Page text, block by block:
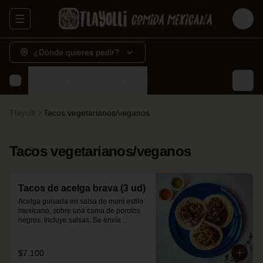
Abrir menu de navegación Login
¿Dónde quieres pedir?
Tlayolli Tacos vegetarianos/veganos
Tacos vegetarianos/veganos
Tacos de acelga brava (3 ud)
Acelga guisada en salsa de maní estilo
mexicano, sobre una cama de porotos
negros. Incluye salsas. Se envía
$7.100